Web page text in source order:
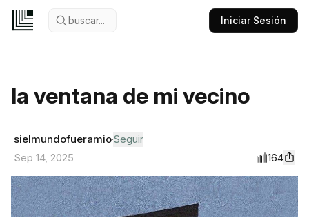
buscar... Iniciar Sesión
la ventana de mi vecino
sielmundofueramioSeguir
Sep 14, 2025
164